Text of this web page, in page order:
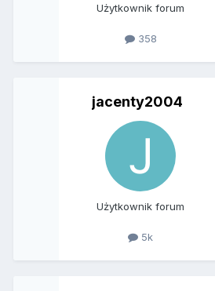
Użytkownik forum
358
jacenty2004
Użytkownik forum
5k